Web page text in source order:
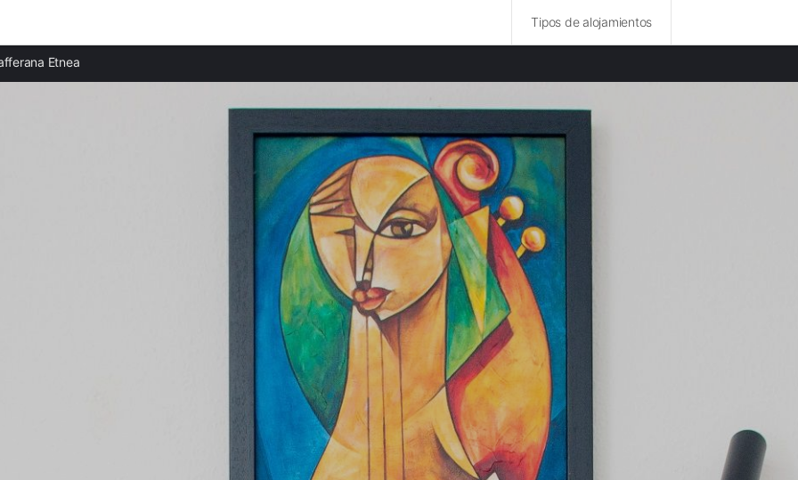
Tipos de alojamientos
Apartamentos en Nicolosi
Apartamentos en Fondachello
Etnea